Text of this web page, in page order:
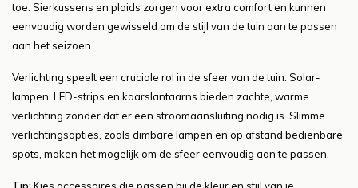
toe. Sierkussens en plaids zorgen voor extra comfort en kunnen
eenvoudig worden gewisseld om de stijl van de tuin aan te passen
aan het seizoen.
Verlichting speelt een cruciale rol in de sfeer van de tuin. Solar-
lampen, LED-strips en kaarslantaarns bieden zachte, warme
verlichting zonder dat er een stroomaansluiting nodig is. Slimme
verlichtingsopties, zoals dimbare lampen en op afstand bedienbare
spots, maken het mogelijk om de sfeer eenvoudig aan te passen.